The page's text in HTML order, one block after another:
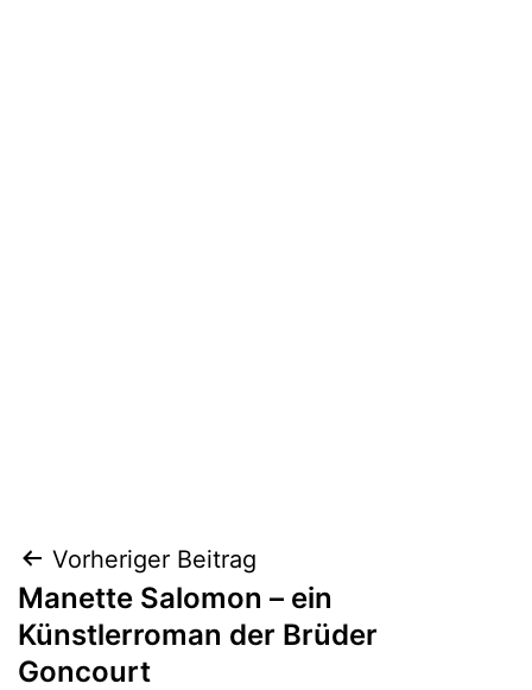
Beitragsnavigation
Vorheriger Beitrag
Manette Salomon – ein
Künstlerroman der Brüder
Goncourt